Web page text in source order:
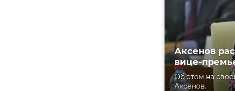
Аксенов
вице-
Об этом на
Аксенов.